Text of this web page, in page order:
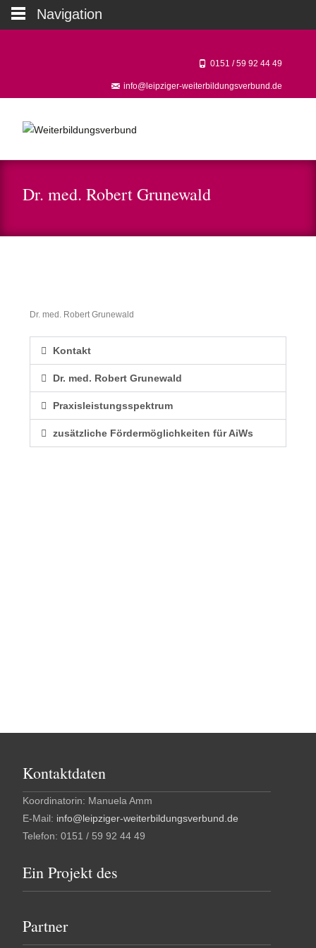
0151 / 59 92 44 49‬
info@leipziger-weiterbildungsverbund.de
Dr. med. Robert Grunewald
Dr. med. Robert Grunewald
Kontakt
Dr. med. Robert Grunewald
Praxisleistungsspektrum
zusätzliche Fördermöglichkeiten für AiWs
Kontaktdaten
Koordinatorin: Manuela Amm
E-Mail: info@leipziger-weiterbildungsverbund.de
Telefon: 0151 / 59 92 44 49
Ein Projekt des
Partner
Navigation